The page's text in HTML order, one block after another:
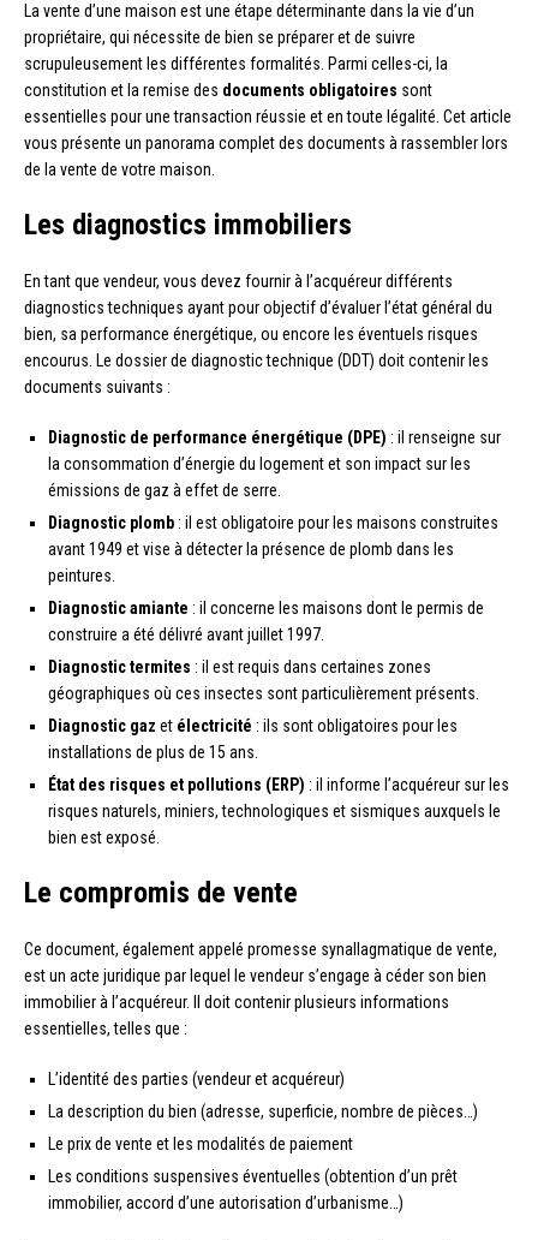
La vente d’une maison est une étape déterminante dans la vie d’un
propriétaire, qui nécessite de bien se préparer et de suivre
scrupuleusement les différentes formalités. Parmi celles-ci, la
constitution et la remise des documents obligatoires sont
essentielles pour une transaction réussie et en toute légalité. Cet article
vous présente un panorama complet des documents à rassembler lors
de la vente de votre maison.
Les diagnostics immobiliers
En tant que vendeur, vous devez fournir à l’acquéreur différents
diagnostics techniques ayant pour objectif d’évaluer l’état général du
bien, sa performance énergétique, ou encore les éventuels risques
encourus. Le dossier de diagnostic technique (DDT) doit contenir les
documents suivants :
Diagnostic de performance énergétique (DPE) : il renseigne sur
la consommation d’énergie du logement et son impact sur les
émissions de gaz à effet de serre.
Diagnostic plomb : il est obligatoire pour les maisons construites
avant 1949 et vise à détecter la présence de plomb dans les
peintures.
Diagnostic amiante : il concerne les maisons dont le permis de
construire a été délivré avant juillet 1997.
Diagnostic termites : il est requis dans certaines zones
géographiques où ces insectes sont particulièrement présents.
Diagnostic gaz et électricité : ils sont obligatoires pour les
installations de plus de 15 ans.
État des risques et pollutions (ERP) : il informe l’acquéreur sur les
risques naturels, miniers, technologiques et sismiques auxquels le
bien est exposé.
Le compromis de vente
Ce document, également appelé promesse synallagmatique de vente,
est un acte juridique par lequel le vendeur s’engage à céder son bien
immobilier à l’acquéreur. Il doit contenir plusieurs informations
essentielles, telles que :
L’identité des parties (vendeur et acquéreur)
La description du bien (adresse, superficie, nombre de pièces…)
Le prix de vente et les modalités de paiement
Les conditions suspensives éventuelles (obtention d’un prêt
immobilier, accord d’une autorisation d’urbanisme…)